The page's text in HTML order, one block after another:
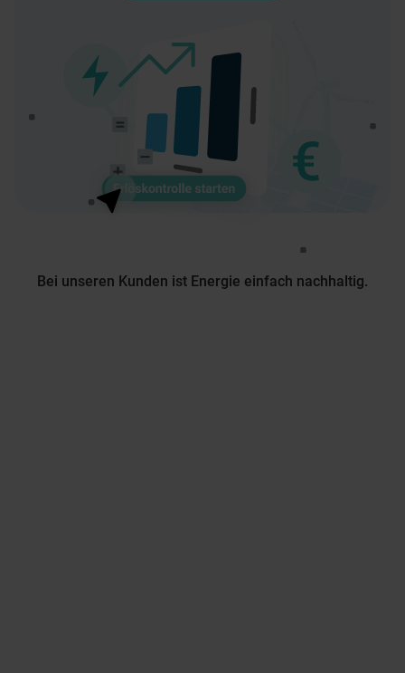
Bei unseren Kunden ist Energie einfach nachhaltig.